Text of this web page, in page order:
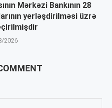
Mərkəzi Bankının 28
yerləşdirilməsi üzrə
2026